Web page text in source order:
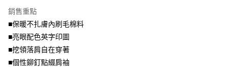
帳／街口支付／iPASS MONEY」等通路繳費。
【注意事項】
1.本服務係由「台灣大哥大股份有限公司」（以下簡稱本公司）所提供，讓
用戶於交易時，得透過本服務購買商品或服務，並由商店將買賣／分期付款
買賣價金債權讓與本公司後，依約使用本公司帳單繳交帳款。
結帳頁面，進行簡訊認證並確認金額後，即可完成結帳。
３．收到繳費通知簡訊後14天內，點擊此簡訊中的連結，可透過四大超商／
ATM／網路銀行／等多元方式進行付款，方視為交易完成。
※ 請注意：結帳手續完成當下不需立刻繳費，但若您需要取消訂單，請聯絡
購買商品的店家。未經商家同意取消之訂單仍視為有效，需透過AFTEE先享
後付繳納相關費用。
付款後全家取貨
每筆NT$70，滿NT$699(含以上)免運費
7-11取貨付款
每筆NT$70，滿NT$799(含以上)免運費
銷售重點
■保暖不扎膚內刷毛棉料
■亮眼配色英字印圖
■挖領落肩自在穿著
■個性鉚釘點綴肩袖